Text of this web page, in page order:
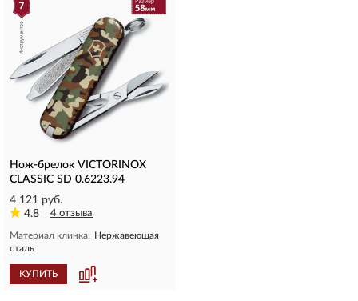
Нож-брелок VICTORINOX
CLASSIC SD 0.6223.94
4 121 руб.
4.8
4 отзыва
Материал клинка: Нержавеющая
сталь
КУПИТЬ